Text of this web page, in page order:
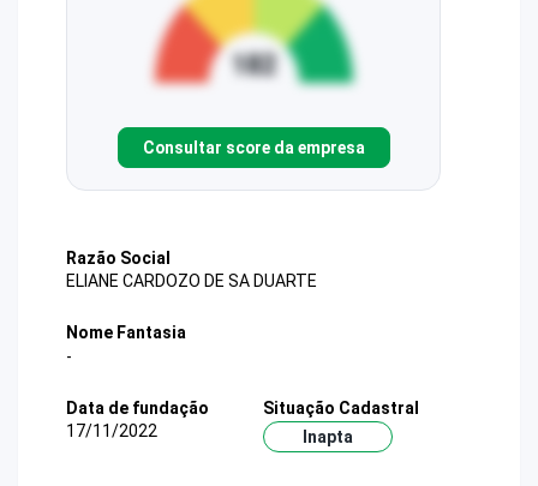
Consultar score da empresa
Razão Social
ELIANE CARDOZO DE SA DUARTE
Nome Fantasia
-
Data de fundação
17/11/2022
Situação Cadastral
Inapta